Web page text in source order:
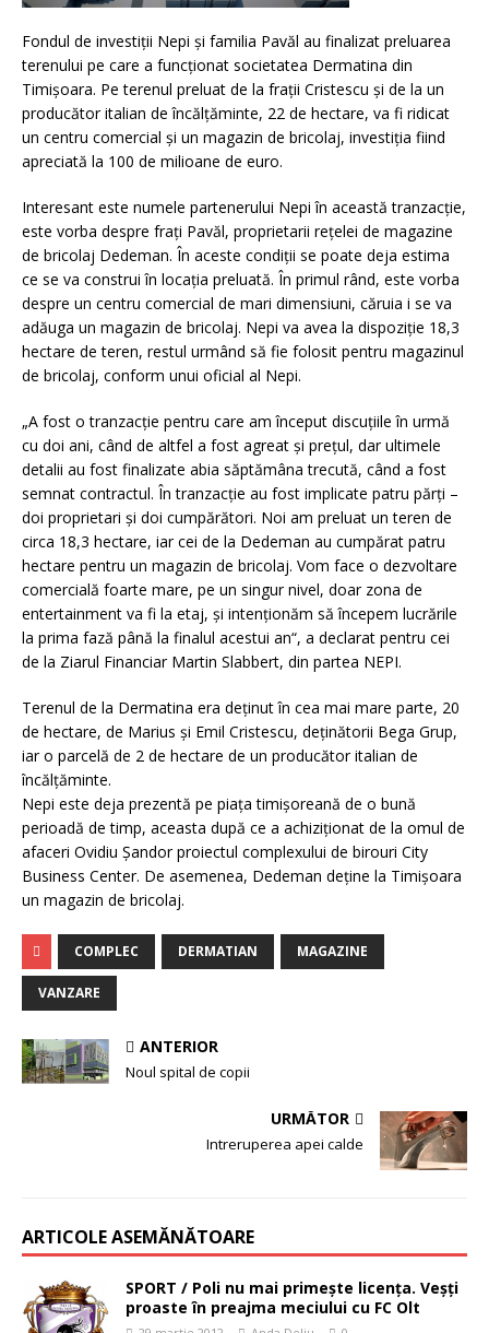
Fondul de investiţii Nepi şi familia Pavăl au finalizat preluarea
terenului pe care a funcţionat societatea Dermatina din
Timişoara. Pe terenul preluat de la fraţii Cristescu şi de la un
producător italian de încălţăminte, 22 de hectare, va fi ridicat
un centru comercial şi un magazin de bricolaj, investiţia fiind
apreciată la 100 de milioane de euro.
Interesant este numele partenerului Nepi în această tranzacţie,
este vorba despre fraţi Pavăl, proprietarii reţelei de magazine
de bricolaj Dedeman. În aceste condiţii se poate deja estima
ce se va construi în locaţia preluată. În primul rând, este vorba
despre un centru comercial de mari dimensiuni, căruia i se va
adăuga un magazin de bricolaj. Nepi va avea la dispoziţie 18,3
hectare de teren, restul urmând să fie folosit pentru magazinul
de bricolaj, conform unui oficial al Nepi.
„A fost o tranzacţie pentru care am început discuţiile în urmă
cu doi ani, când de altfel a fost agreat şi preţul, dar ultimele
detalii au fost finalizate abia săptămâna trecută, când a fost
semnat contractul. În tranzacţie au fost implicate patru părţi –
doi proprietari şi doi cumpărători. Noi am preluat un teren de
circa 18,3 hectare, iar cei de la Dedeman au cumpărat patru
hectare pentru un magazin de bricolaj. Vom face o dezvoltare
comercială foarte mare, pe un singur nivel, doar zona de
entertainment va fi la etaj, şi intenţionăm să începem lucrările
la prima fază până la finalul acestui an“, a declarat pentru cei
de la Ziarul Financiar Martin Slabbert, din partea NEPI.
Terenul de la Dermatina era deţinut în cea mai mare parte, 20
de hectare, de Marius şi Emil Cristescu, deţinătorii Bega Grup,
iar o parcelă de 2 de hectare de un producător italian de
încălţăminte.
Nepi este deja prezentă pe piaţa timişoreană de o bună
perioadă de timp, aceasta după ce a achiziţionat de la omul de
afaceri Ovidiu Şandor proiectul complexului de birouri City
Business Center. De asemenea, Dedeman deţine la Timişoara
un magazin de bricolaj.
COMPLEC DERMATIAN MAGAZINE
VANZARE
ANTERIOR
Noul spital de copii
URMĂTOR
Intreruperea apei calde
ARTICOLE ASEMĂNĂTOARE
SPORT / Poli nu mai primeşte licenţa. Veşţi
proaste în preajma meciului cu FC Olt